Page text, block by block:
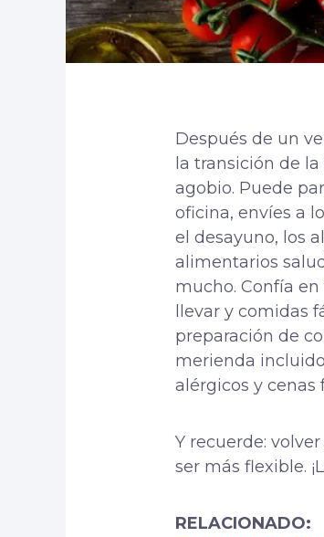
Después de un
la transición de
agobio. Puede
oficina, envíes a
el desayuno, los
alimentarios
mucho. Confía
llevar y comidas
preparación de
merienda
alérgicos y cenas
Y recuerde:
ser más flexible.
RELACIONADO: